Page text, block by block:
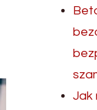
Jak